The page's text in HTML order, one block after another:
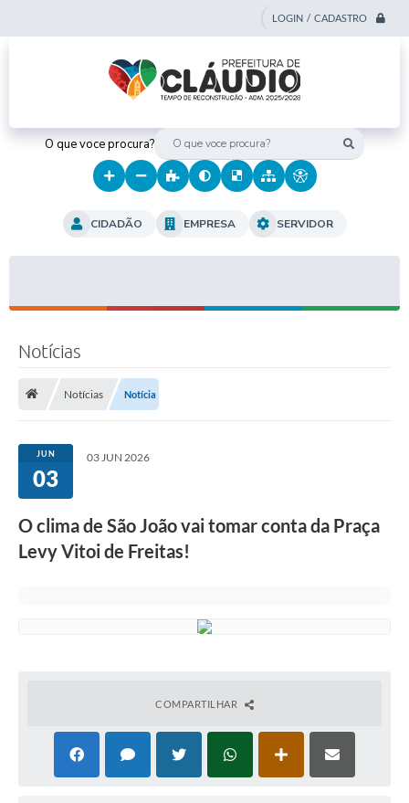
LOGIN / CADASTRO
O que voce procura?
CIDADÃO EMPRESA SERVIDOR
Notícias
Notícias Notícia
JUN
03
03 JUN 2026
O clima de São João vai tomar conta da Praça
Levy Vitoi de Freitas!
COMPARTILHAR